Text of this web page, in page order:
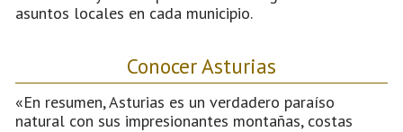
asuntos locales en cada municipio.
Conocer Asturias
«En resumen, Asturias es un verdadero paraíso
natural con sus impresionantes montañas, costas